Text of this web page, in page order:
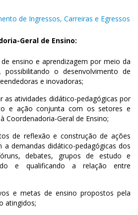
de Ingressos, Carreiras e Egressos
Geral de Ensino:
ensino e aprendizagem por meio da
possibilitando o desenvolvimento de
e inovadoras;
as atividades didático-pedagógicas por
e ação conjunta com os setores e
Coordenadoria-Geral de Ensino;
de reflexão e construção de ações
a demandas didático-pedagógicas dos
debates, grupos de estudo e
e qualificando a relação entre
e metas de ensino propostos pela
atingidos;